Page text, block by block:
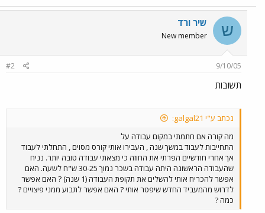
ש שיר ורד
New member
9/10/05
#2
תשובות
נכתב ע"י galgal21:
מה קורה אם חתמתי במקום עבודה על
התחייבות לעבוד במשך שנה , העבירו אותי קורס מסוים , התחלתי לעבוד
אך אחרי חודשיים הפרתי את החוזה כי מצאתי עבודה טובה יותר. נניח
שהעבודה הראשונה היתה עבודה בשכר נמוך 30-25 ש"ח לשעה. האם
אפשר להכריח אותי להשלים את תקופת העבודה (1 שנה) ? האם אפשר
לדרוש מהמעביד החדש שיפטר אותי ? האם אפשר לתבוע ממני פיצויים ?
כמה ?